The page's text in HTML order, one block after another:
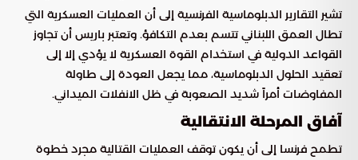
تشير التقارير الدبلوماسية الفرنسية إلى أن العمليات العسكرية التي
تطال العمق اللبناني تتسم بعدم التكافؤ. وتعتبر باريس أن تجاوز
القواعد الدولية في استخدام القوة العسكرية لا يؤدي إلا إلى
تعقيد الحلول الدبلوماسية، مما يجعل العودة إلى طاولة
المفاوضات أمراً شديد الصعوبة في ظل الانفلات الميداني.
آفاق المرحلة الانتقالية
تطمح فرنسا إلى أن يكون توقف العمليات القتالية مجرد خطوة